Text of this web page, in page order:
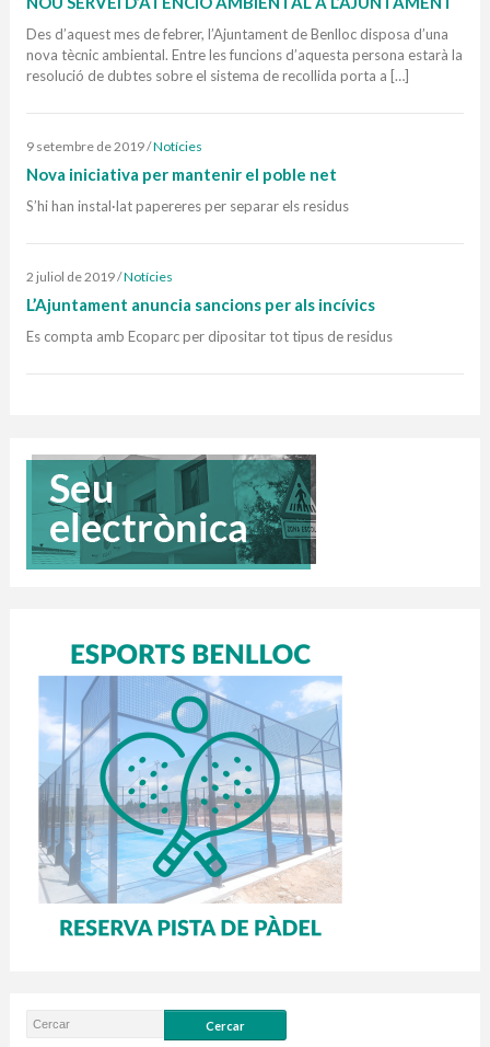
Des d’aquest mes de febrer, l’Ajuntament de Benlloc disposa d’una
nova tècnic ambiental. Entre les funcions d’aquesta persona estarà la
resolució de dubtes sobre el sistema de recollida porta a […]
9 setembre de 2019/Notícies
Nova iniciativa per mantenir el poble net
S’hi han instal·lat papereres per separar els residus
2 juliol de 2019/Notícies
L’Ajuntament anuncia sancions per als incívics
Es compta amb Ecoparc per dipositar tot tipus de residus